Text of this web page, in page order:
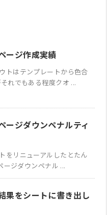
ージ作成実績
トはテンプレートから色合
れでもある程度クオ ...
ージダウンペナルティ
をリニューアルしたとたん
ージダウンペナル ...
果をシートに書き出し